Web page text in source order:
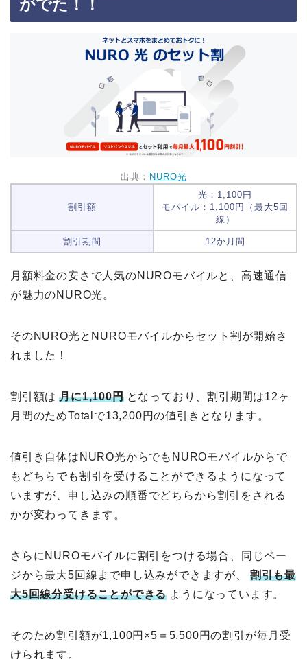
がでた！！
出典： NURO光
割引額
光：1,100円
モバイル：1,100円（最大5回
線）
割引期間 12か月間
月額料金の安さで人気のNUROモバイルと、高速通信
が魅力のNURO光。
そのNURO光とNUROモバイルからセット割が開始さ
れました！
割引額は 月に1,100円 となっており、割引期間は12ヶ
月間のためTotalで13,200円の値引きとなります。
値引き自体はNURO光からでもNUROモバイルからで
もどちらでも割引を受けることができるようになって
いますが、申し込みの順番でどちらから割引をされる
かが変わってきます。
さらにNUROモバイルに割引をつける場合、同じペー
ジから最大5回線まで申し込みができますが、
割引も最
大5回線分受けることができる ようになっています。
そのため割引額が1,100円×5＝5,500円の割引が毎月受
けられます。